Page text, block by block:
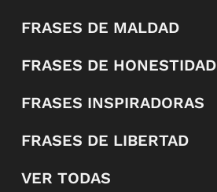
FRASES DE MALDAD
FRASES DE HONESTIDAD
FRASES INSPIRADORAS
FRASES DE LIBERTAD
VER TODAS